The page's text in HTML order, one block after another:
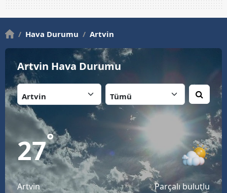
/ Hava Durumu / Artvin
Artvin Hava Durumu
27°
Artvin Parçalı bulutlu